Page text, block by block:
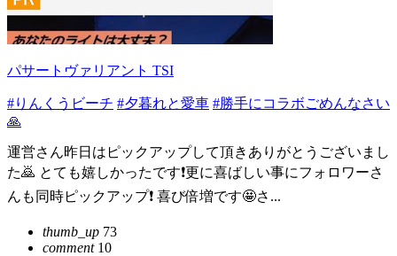
パサートヴァリアント TSI
#りんくうビーチ #夕暮れと愛車 #勝手にコラボごめんなさい
🙏
運営さん昨日はピックアップして頂きありがとうございまし
た🙇 とても嬉しかったです❗️更に喜ばしい事にフォロワーさ
んも同時ピックアップ❗️ 喜び倍増です🤩さ...
thumb_up 73
comment10